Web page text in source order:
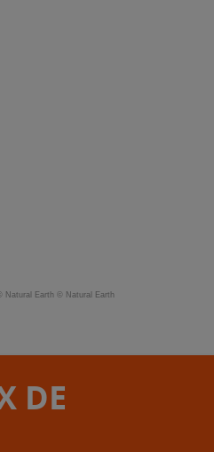
Natural Earth © Natural Earth
DE